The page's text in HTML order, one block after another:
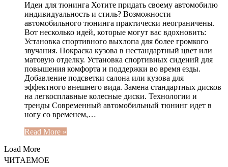
Идеи для тюнинга Хотите придать своему автомобилю
индивидуальность и стиль? Возможности
автомобильного тюнинга практически неограничены.
Вот несколько идей, которые могут вас вдохновить:
Установка спортивного выхлопа для более громкого
звучания. Покраска кузова в нестандартный цвет или
матовую отделку. Установка спортивных сидений для
повышения комфорта и поддержки во время езды.
Добавление подсветки салона или кузова для
эффектного внешнего вида. Замена стандартных дисков
на легкосплавные колесные диски. Технологии и
тренды Современный автомобильный тюнинг идет в
ногу со временем,…
Read More »
Load More
ЧИТАЕМОЕ